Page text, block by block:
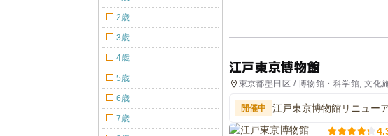
江戸東京博物館
東京都墨田区 / 博物館・科学館, 文化
開催中 江戸東京博物館リニュー
2歳
3歳
4歳
5歳
6歳
7歳